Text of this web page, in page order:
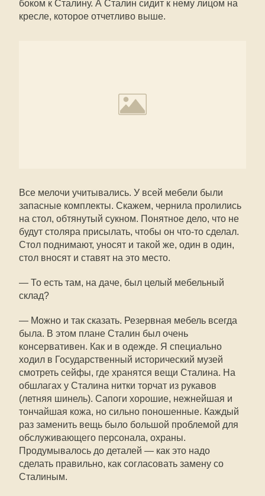
боком к Сталину. А Сталин сидит к нему лицом на
кресле, которое отчетливо выше.
Все мелочи учитывались. У всей мебели были
запасные комплекты. Скажем, чернила пролились
на стол, обтянутый сукном. Понятное дело, что не
будут столяра присылать, чтобы он что-то сделал.
Стол поднимают, уносят и такой же, один в один,
стол вносят и ставят на это место.
— То есть там, на даче, был целый мебельный
склад?
— Можно и так сказать. Резервная мебель всегда
была. В этом плане Сталин был очень
консервативен. Как и в одежде. Я специально
ходил в Государственный исторический музей
смотреть сейфы, где хранятся вещи Сталина. На
обшлагах у Сталина нитки торчат из рукавов
(летняя шинель). Сапоги хорошие, нежнейшая и
тончайшая кожа, но сильно поношенные. Каждый
раз заменить вещь было большой проблемой для
обслуживающего персонала, охраны.
Продумывалось до деталей — как это надо
сделать правильно, как согласовать замену со
Сталиным.